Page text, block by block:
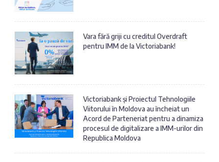
Vara fără griji cu creditul Overdraft
pentru IMM de la Victoriabank!
Victoriabank și Proiectul Tehnologiile
Viitorului în Moldova au încheiat un
Acord de Parteneriat pentru a dinamiza
procesul de digitalizare a IMM-urilor din
Republica Moldova